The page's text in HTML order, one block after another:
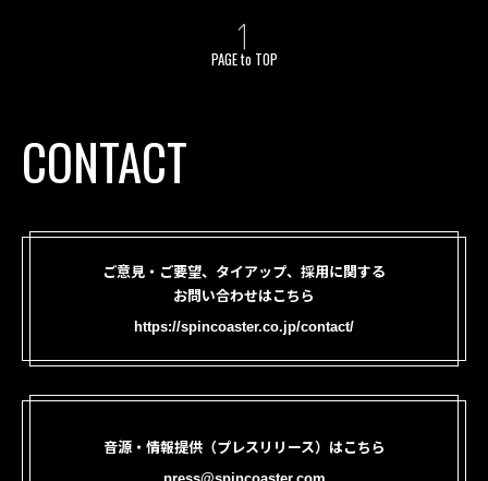
PAGE to TOP
CONTACT
ご意見・ご要望、タイアップ、採用に関する
お問い合わせはこちら
https://spincoaster.co.jp/contact/
音源・情報提供（プレスリリース）はこちら